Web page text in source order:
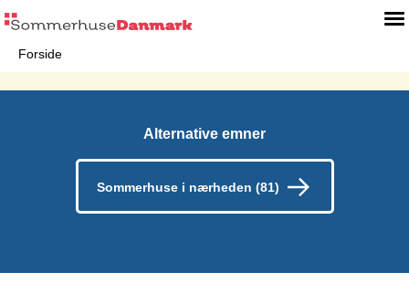
Forside
Alternative emner
Sommerhuse i nærheden (81)